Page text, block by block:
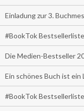
Einladung zur 3.
#BookTok
Die Medien-Bestseller
Ein schönes Buch ist
#BookTok